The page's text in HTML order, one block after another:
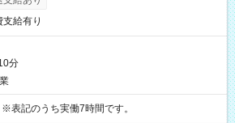
支給有り
分
11:00～19:00 ※表記のうち実働7時間です。